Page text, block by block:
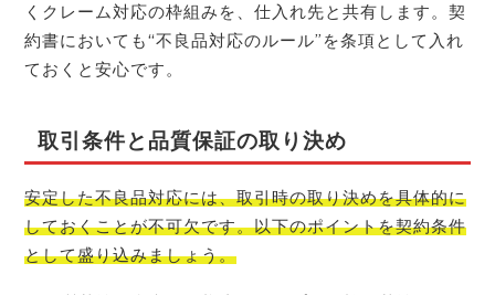
くクレーム対応の枠組みを、仕入れ先と共有します。契
約書においても“不良品対応のルール”を条項として入れ
ておくと安心です。
取引条件と品質保証の取り決め
安定した不良品対応には、取引時の取り決めを具体的に
しておくことが不可欠です。以下のポイントを契約条件
として盛り込みましょう。